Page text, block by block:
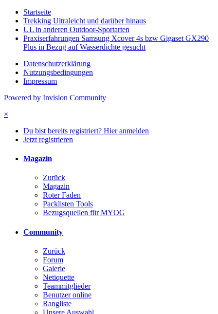
Startseite
Trekking Ultraleicht und darüber hinaus
UL in anderen Outdoor-Sportarten
Praxiserfahrungen Samsung Xcover 4s bzw Gigaset GX290
Plus in Bezug auf Wasserdichte gesucht
Datenschutzerklärung
Nutzungsbedingungen
Impressum
Powered by Invision Community
×
Du bist bereits registriert? Hier anmelden
Jetzt registrieren
Magazin
Zurück
Magazin
Roter Faden
Packlisten Tools
Bezugsquellen für MYOG
Community
Zurück
Forum
Galerie
Netiquette
Teammitglieder
Benutzer online
Rangliste
Unsere Auswahl